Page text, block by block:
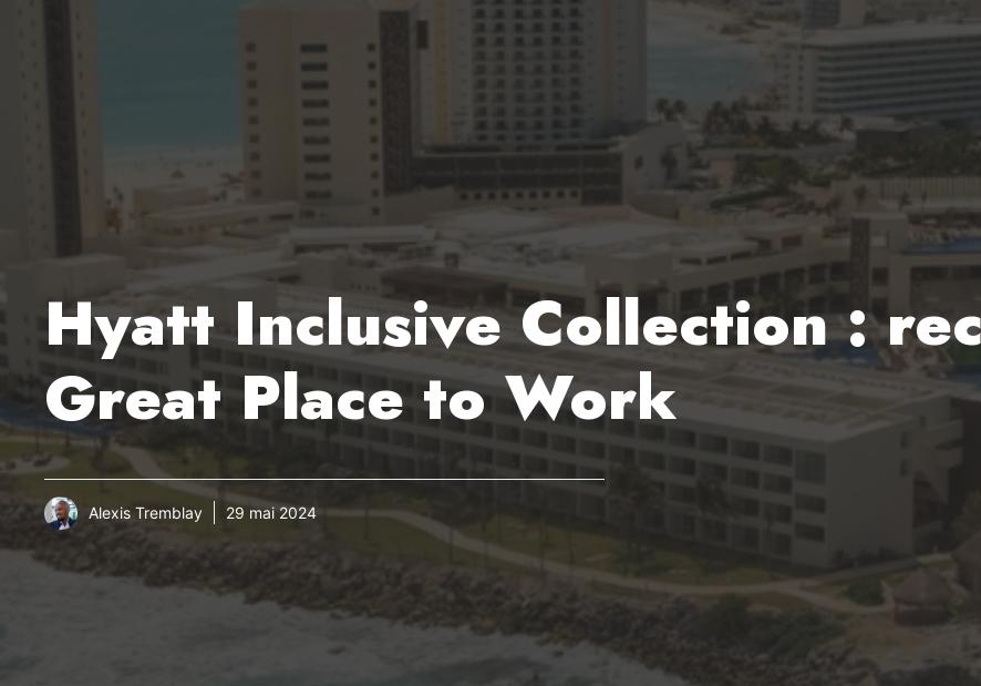
Hyatt Inclusive Collection :
Great Place to Work
Alexis Tremblay 29 mai 2024